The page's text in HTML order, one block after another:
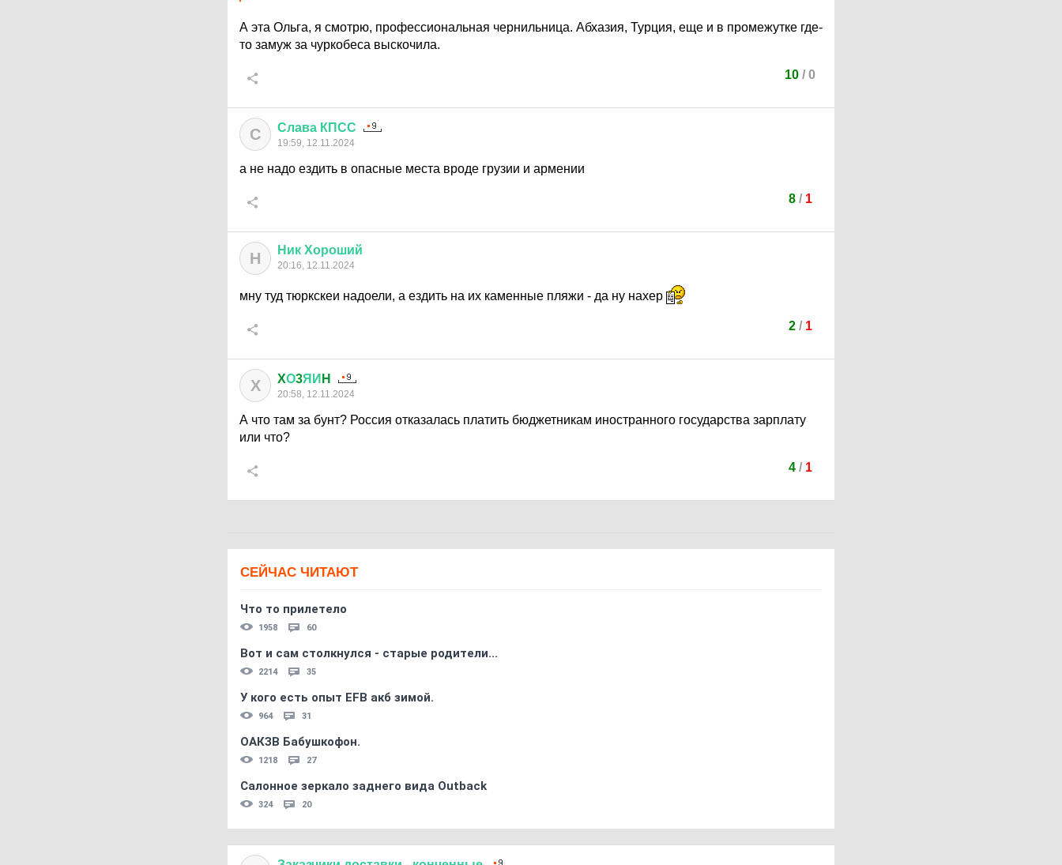
А эта Ольга, я смотрю, профессиональная чернильница. Абхазия, Турция, еще и в промежутке где-
то замуж за чуркобеса выскочила.
10 / 0
С Слава КПСС
19:59, 12.11.2024
а не надо ездить в опасные места вроде грузии и армении
8/ 1
Н Ник Хороший
20:16, 12.11.2024
мну туд тюркскеи надоели, а ездить на их каменные пляжи - да ну нахер
2/ 1
X XО3ЯИ H
20:58, 12.11.2024
А что там за бунт? Россия отказалась платить бюджетникам иностранного государства зарплату
или что?
4/ 1
СЕЙЧАС ЧИТАЮТ
Что то прилетело
1958 60
Вот и сам столкнулся - старые родители...
2214 35
У кого есть опыт EFB акб зимой.
964 31
ОАКЗВ Бабушкофон.
1218 27
Салонное зеркало заднего вида Outback
324 20